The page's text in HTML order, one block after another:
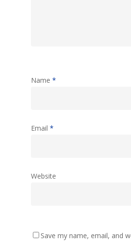
Name *
Email *
Website
Save my name, email, and